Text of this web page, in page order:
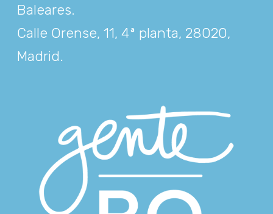
Baleares.
Calle Orense, 11, 4ª planta, 28020,
Madrid.